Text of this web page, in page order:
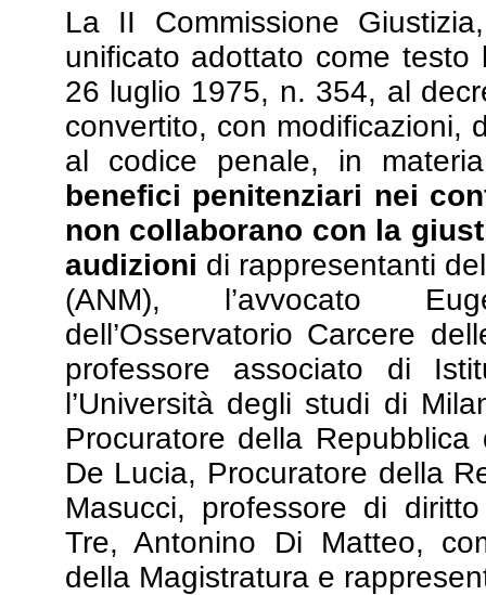
La II Commissione
unificato adottato come
26 luglio 1975, n. 354, al
convertito, con modificazioni,
al codice penale, in
benefici penitenziari nei
non collaborano con la
audizioni di rappresentanti
(ANM), l’avvocato
dell’Osservatorio Carcere
professore associato di
l’Università degli studi di
Procuratore della
De Lucia, Procuratore della
Masucci, professore di
Tre, Antonino Di Matteo,
della Magistratura e